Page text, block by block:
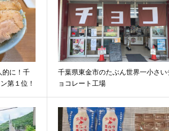
的に！千
第１位！
千葉県東金市のたぶん世界一小さい
ョコレート工場